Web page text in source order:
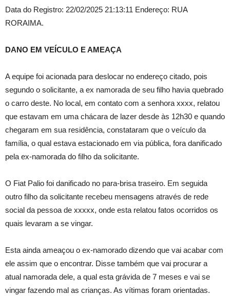
Data do Registro: 22/02/2025 21:13:11 Endereço: RUA
RORAIMA.
DANO EM VEÍCULO E AMEAÇA
A equipe foi acionada para deslocar no endereço citado, pois
segundo o solicitante, a ex namorada de seu filho havia quebrado
o carro deste. No local, em contato com a senhora xxxx, relatou
que estavam em uma chácara de lazer desde às 12h30 e quando
chegaram em sua residência, constataram que o veículo da
família, o qual estava estacionado em via pública, fora danificado
pela ex-namorada do filho da solicitante.
O Fiat Palio foi danificado no para-brisa traseiro. Em seguida
outro filho da solicitante recebeu mensagens através de rede
social da pessoa de xxxxx, onde esta relatou fatos ocorridos os
quais levaram a se vingar.
Esta ainda ameaçou o ex-namorado dizendo que vai acabar com
ele assim que o encontrar. Disse também que vai procurar a
atual namorada dele, a qual esta grávida de 7 meses e vai se
vingar fazendo mal as crianças. As vítimas foram orientadas.